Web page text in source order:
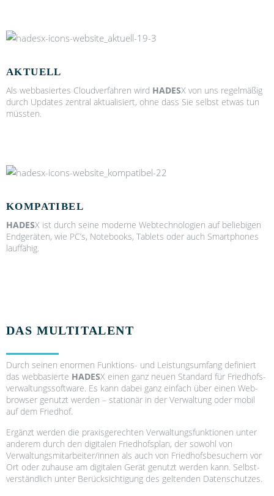
AKTUELL
Als web­ba­sier­tes Cloud­ver­fah­ren wird HADESX von uns regel­mä­ßig
durch Updates zen­tral aktua­li­siert, ohne dass Sie selbst etwas tun
müss­ten.
KOMPATIBEL
HADESX ist durch sei­ne moder­ne Web­tech­no­lo­gien auf belie­bi­gen
End­ge­rä­ten, wie PC’s, Note­books, Tablets oder auch Smart­phones
lauf­fä­hig.
DAS MULTITALENT
Durch sei­nen enor­men Funk­ti­ons- und Leis­tungs­um­fang defi­niert
das web­ba­sier­te HADESX einen ganz neu­en Stan­dard für Fried­hofs­
ver­wal­tungs­soft­ware. Es kann dabei ganz ein­fach über einen Web­
brow­ser genutzt wer­den – sta­tio­när in der Ver­wal­tung oder mobil
auf dem Fried­hof.
Ergänzt wer­den die pra­xis­ge­rech­ten Ver­wal­tungs­funk­tio­nen unter
ande­rem durch den digi­ta­len Fried­hofs­plan, der sowohl von
Verwaltungsmitarbeiter/innen als auch von Fried­hofs­be­su­chern vor
Ort oder zuhau­se am digi­ta­len Gerät genutzt wer­den kann. Selbst­
ver­ständ­lich unter Berück­sich­ti­gung des gel­ten­den Daten­schut­zes.